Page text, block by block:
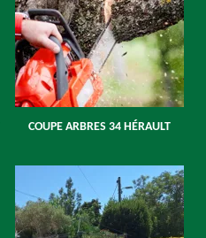
COUPE ARBRES 34 HÉRAULT